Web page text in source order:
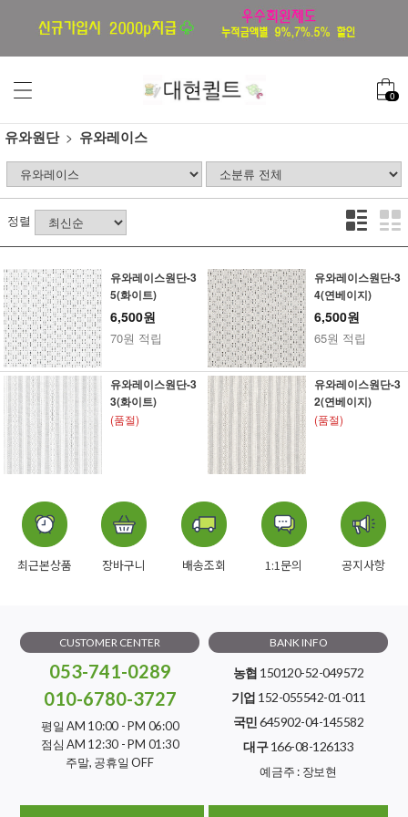
0
유와원단 유와레이스
정렬
유와레이스원단-3
5(화이트)
6,500원
70원 적립
유와레이스원단-3
4(연베이지)
6,500원
65원 적립
유와레이스원단-3
3(화이트)
(품절)
유와레이스원단-3
2(연베이지)
(품절)
최근본상품 장바구니 배송조회 1:1문의 공지사항
CUSTOMER CENTER
053-741-0289
010-6780-3727
평일 AM 10:00 - PM 06:00
점심 AM 12:30 - PM 01:30
주말, 공휴일 OFF
BANK INFO
농협 150120-52-049572
기업 152-055542-01-011
국민645902-04-145582
대구166-08-126133
예금주 : 장보현